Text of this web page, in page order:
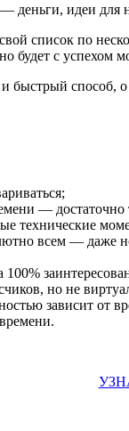
идеи для
список по
будет с успехом
быстрый способ,
—
технические
всем — даже
100%
но не
зависит от